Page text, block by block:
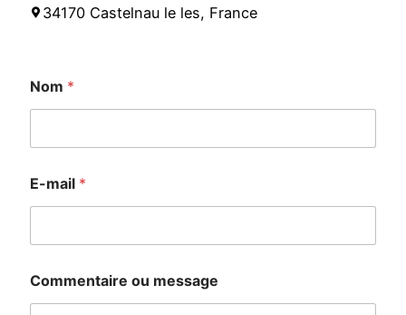
34170 Castelnau le les, France
Nom *
E-mail *
Commentaire ou message